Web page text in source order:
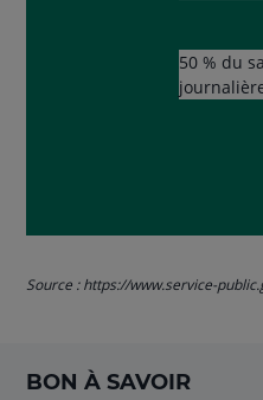
50 % du
Source : https://www.service-
BON À SAVOIR